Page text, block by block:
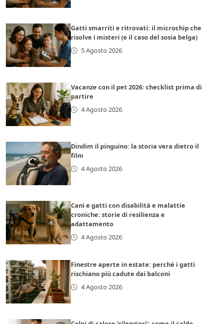
Gatti smarriti e ritrovati: il microchip che
risolve i misteri (e il caso del sosia belga)
5 Agosto 2026
Vacanze con il pet 2026: checklist prima di
partire
4 Agosto 2026
Dindim il pinguino: la storia vera dietro il
film
4 Agosto 2026
Cani e gatti con disabilità e malattie
croniche: storie di resilienza e
adattamento
4 Agosto 2026
Finestre aperte in estate: perché i gatti
rischiano più cadute dai balconi
4 Agosto 2026